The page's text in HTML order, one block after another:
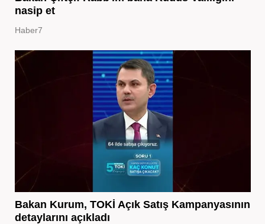
nasip et
Haber7
Bakan Kurum, TOKİ Açık Satış Kampanyasının
detaylarını açıkladı